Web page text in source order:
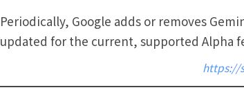
Periodically, Google adds or removes
updated for the current, supported Alpha
https://